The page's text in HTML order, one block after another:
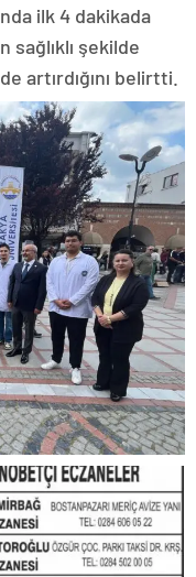
ilk 4 dakikada
sağlıklı şekilde
artırdığını belirtti.